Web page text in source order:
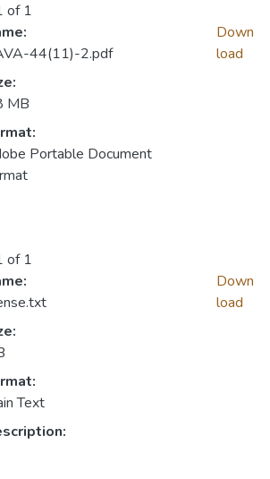
of 1
44(11)-2.pdf
MB
Portable Document
Down
load
of 1
Text
Down
load